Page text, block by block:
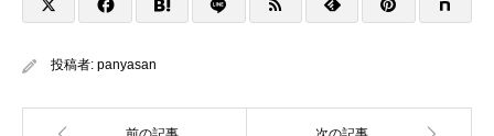
投稿者: panyasan